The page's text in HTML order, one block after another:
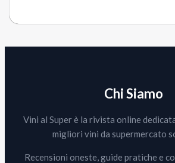
Chi Siamo
Vini al Super è la rivista online
migliori vini da supermercato
Recensioni oneste, guide pratiche e